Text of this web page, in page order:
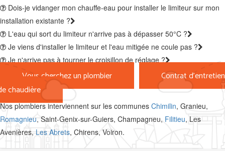
Dois-je vidanger mon chauffe-eau pour installer le limiteur sur mon
installation existante ?
L'eau qui sort du limiteur n'arrive pas à dépasser 50°C ?
Je viens d'installer le limiteur et l'eau mitigée ne coule pas ?
Je n'arrive pas à tourner le croisillon de réglage ?
Vous cherchez un plombier
Contrat d'entretien
chaudière
Nos plombiers interviennent sur les communes Chimilin, Granieu,
Romagnieu, Saint-Genix-sur-Guiers, Champagneu, Filitieu, Les
Avenières, Les Abrets, Chirens, Voiron.